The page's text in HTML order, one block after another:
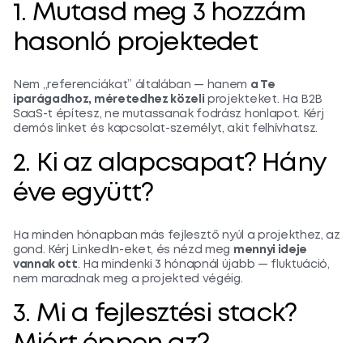
1. Mutasd meg 3 hozzám
hasonló projektedet
Nem „referenciákat” általában — hanem a Te
iparágadhoz, méretedhez közeli projekteket. Ha B2B
SaaS-t építesz, ne mutassanak fodrász honlapot. Kérj
demós linket és kapcsolat-személyt, akit felhívhatsz.
2. Ki az alapcsapat? Hány
éve együtt?
Ha minden hónapban más fejlesztő nyúl a projekthez, az
gond. Kérj LinkedIn-eket, és nézd meg mennyi ideje
vannak ott. Ha mindenki 3 hónapnál újabb — fluktuáció,
nem maradnak meg a projekted végéig.
3. Mi a fejlesztési stack?